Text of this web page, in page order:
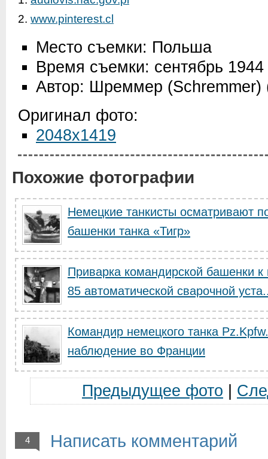
2. www.pinterest.cl
Место съемки: Польша
Время съемки: сентябрь 1944
Автор: Шреммер (Schremmer)
Оригинал фото:
2048x1419
Похожие фотографии
Немецкие танкисты осматривают
башенки танка «Тигр»
Приварка командирской башенки
85 автоматической сварочной
Командир немецкого танка
наблюдение во Франции
Предыдущее фото
4 Написать комментарий